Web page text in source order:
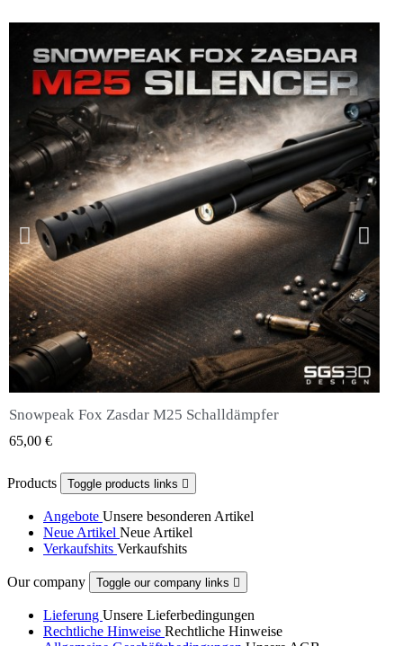
QUICK VIEW
Snowpeak Fox Zasdar M25 Schalldämpfer
65,00 €
Products Toggle products links 
Angebote Unsere besonderen Artikel
Neue Artikel Neue Artikel
Verkaufshits Verkaufshits
Our company Toggle our company links 
Lieferung Unsere Lieferbedingungen
Rechtliche Hinweise Rechtliche Hinweise